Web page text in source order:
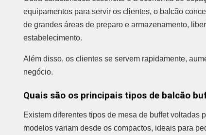
equipamentos para servir os clientes, o balcão
de grandes áreas de preparo e armazenamento,
estabelecimento.
Além disso, os clientes se servem rapidamente,
negócio.
Quais são os principais tipos de balcão
Existem diferentes tipos de mesa de buffet voltadas
modelos variam desde os compactos, ideais para